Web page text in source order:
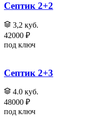
Септик 2+2
3,2 куб.
42000 ₽
под ключ
Септик 2+3
4.0 куб.
48000 ₽
под ключ